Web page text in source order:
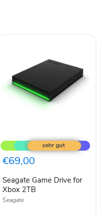
Game
Drive
for
Xbox
€69,00
Seagate Game Drive for
Xbox 2TB
Seagate